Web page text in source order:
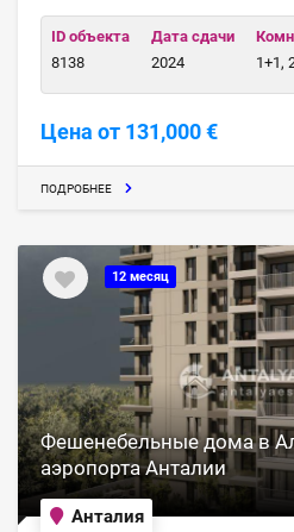
ID объекта
8138
Дата сдачи
2024
1+1,
Цена от 131,000 €
ПОДРОБНЕЕ
12 месяц
Фешенебельные дома в
аэропорта Анталии
Анталия